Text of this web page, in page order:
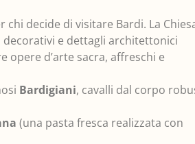
decide di visitare Bardi. La
decorativi e dettagli architettonici
opere d’arte sacra, affreschi e
Bardigiani, cavalli dal corpo
(una pasta fresca realizzata con